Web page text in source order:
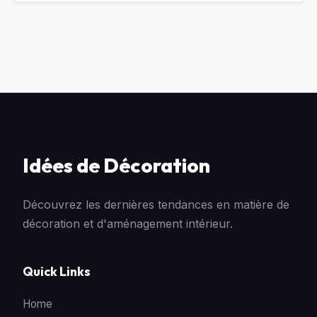
Idées de Décoration
Découvrez les dernières tendances en matière de
décoration et d'aménagement intérieur.
Quick Links
Home